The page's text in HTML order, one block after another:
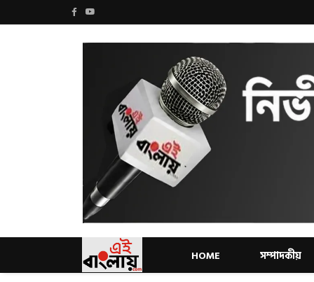
HOME সম্পাদকীয়